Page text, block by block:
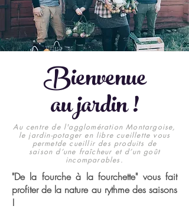
Bienvenue
au jardin !
Au centre de l'agglomération Montargoise,
le jardin-potager en libre cueillette vous
permetde cueillir des produits de
saison d’une fraîcheur et d’un goût
incomparables.
"De la fourche à la fourchette" vous fait
profiter de la nature au rythme des saisons
!